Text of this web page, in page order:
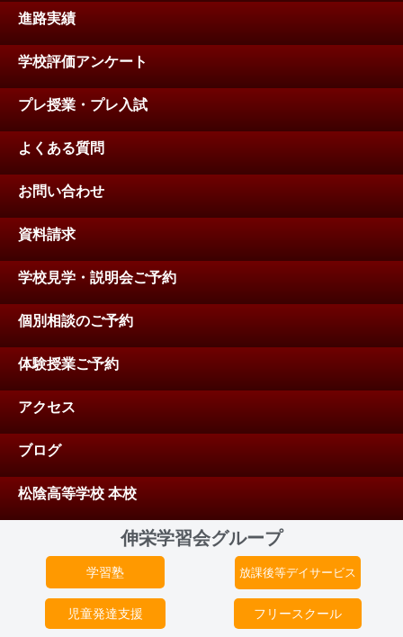
進路実績
学校評価アンケート
プレ授業・プレ入試
よくある質問
お問い合わせ
資料請求
学校見学・説明会ご予約
個別相談のご予約
体験授業ご予約
アクセス
ブログ
松陰高等学校 本校
伸栄学習会グループ
学習塾 放課後等デイサービス
児童発達支援 フリースクール